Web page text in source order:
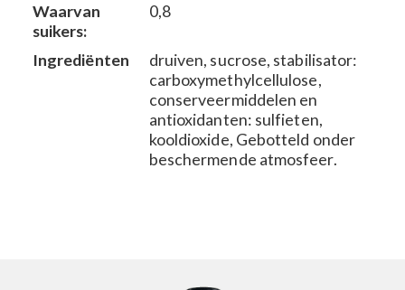
Waarvan
suikers:
0,8
Ingrediënten
druiven, sucrose, stabilisator:
carboxymethylcellulose,
conserveermiddelen en
antioxidanten: sulfieten,
kooldioxide, Gebotteld onder
beschermende atmosfeer.